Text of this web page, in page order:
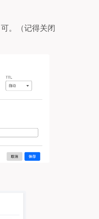
。（记得关闭